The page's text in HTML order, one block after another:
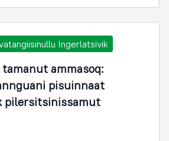
Ingerlatsivik
ammasoq:
pisuinnaat
pilersitsinissamut